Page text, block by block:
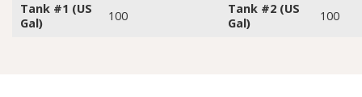
Tank #1 (US
Gal)
100
Tank #2 (US
Gal)
100